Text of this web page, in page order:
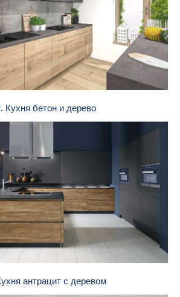
Кухня бетон и дерево
антрацит с деревом